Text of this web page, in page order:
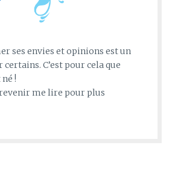
ses envies et opinions est un
C’est pour cela que
!
revenir me lire pour plus